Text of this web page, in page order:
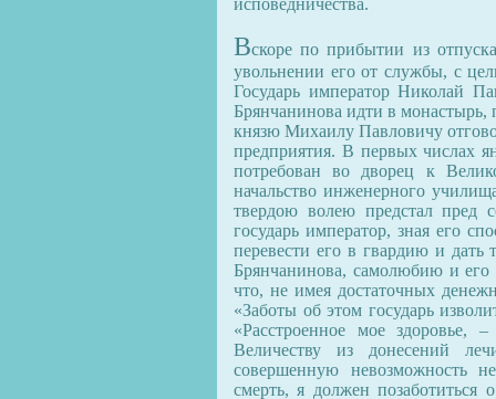
исповедничества.
Вскоре по прибытии из
увольнении его от службы, с
Государь император Николай
Брянчанинова идти в монастырь,
князю Михаилу Павловичу
предприятия. В первых числах
потребован во дворец к
начальство инженерного
твердою волею предстал пред
государь император, зная его
перевести его в гвардию и дать
Брянчанинова, самолюбию и его
что, не имея достаточных
«Заботы об этом государь
«Расстроенное мое
Величеству из донесений
совершенную невозможность
смерть, я должен позаботиться